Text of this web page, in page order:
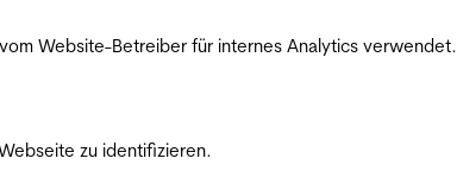
Website-Betreiber für internes Analytics verwendet.
zu identifizieren.